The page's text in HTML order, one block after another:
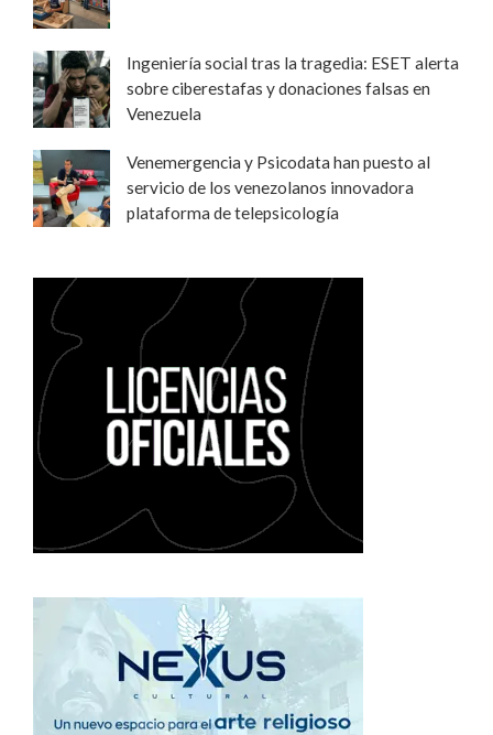
Ingeniería social tras la tragedia: ESET alerta
sobre ciberestafas y donaciones falsas en
Venezuela
Venemergencia y Psicodata han puesto al
servicio de los venezolanos innovadora
plataforma de telepsicología